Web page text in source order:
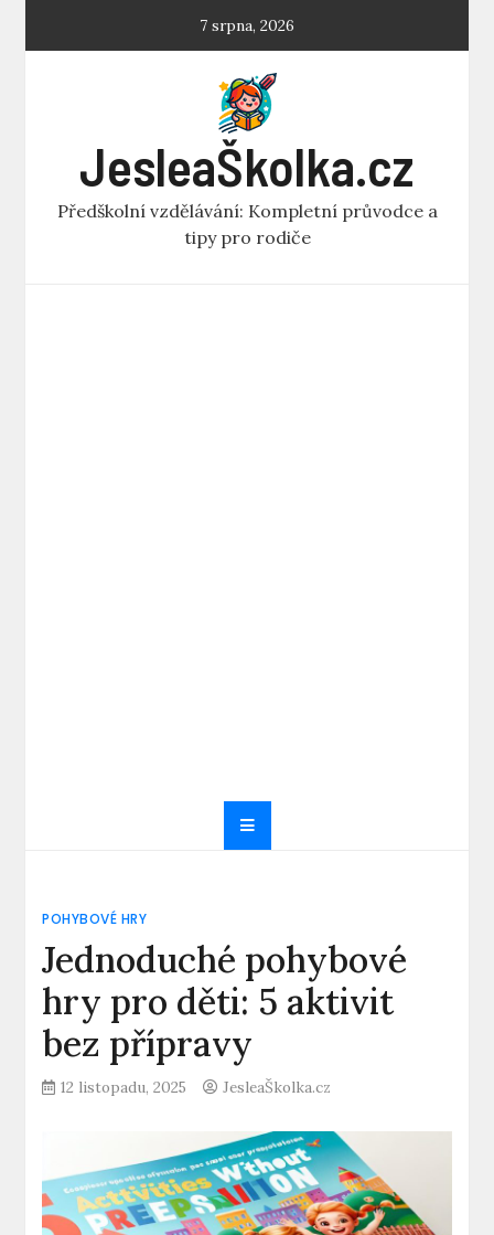
7 srpna, 2026
JesleaŠkolka.cz
Předškolní vzdělávání: Kompletní průvodce a
tipy pro rodiče
POHYBOVÉ HRY
Jednoduché pohybové
hry pro děti: 5 aktivit
bez přípravy
12 listopadu, 2025 JesleaŠkolka.cz